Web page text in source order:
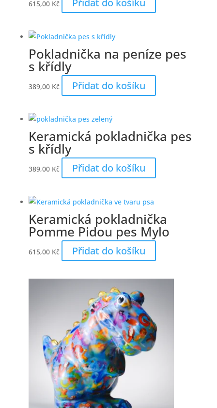
615,00 Kč Přidat do košíku
Pokladnička na peníze pes
s křídly
389,00 Kč Přidat do košíku
Keramická pokladnička pes
s křídly
389,00 Kč Přidat do košíku
Keramická pokladnička
Pomme Pidou pes Mylo
615,00 Kč Přidat do košíku